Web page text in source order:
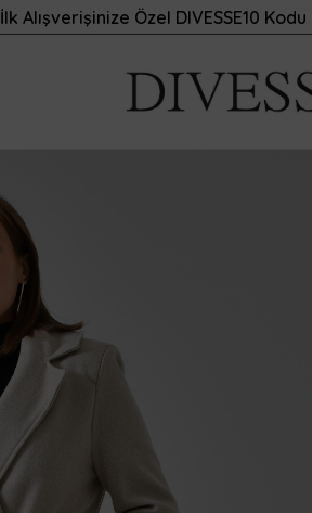
İlk Alışverişinize Özel DIVESSE10